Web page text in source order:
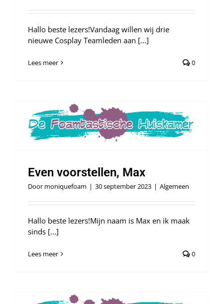
Hallo beste lezers!Vandaag willen wij drie
nieuwe Cosplay Teamleden aan [...]
Lees meer 0
Even voorstellen, Max
Door moniquefoam | 30 september 2023 | Algemeen
Hallo beste lezers!Mijn naam is Max en ik maak
sinds [...]
Lees meer 0